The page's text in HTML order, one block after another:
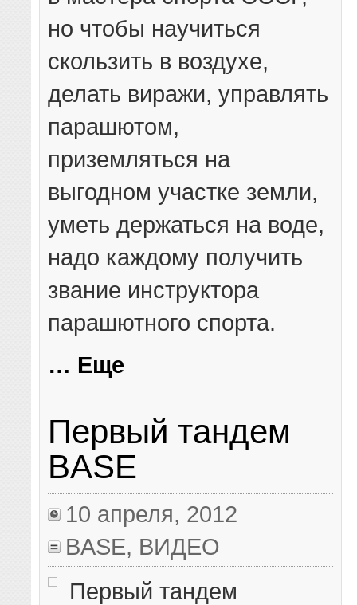
но чтобы научиться
скользить в воздухе,
делать виражи, управлять
парашютом,
приземляться на
выгодном участке земли,
уметь держаться на воде,
надо каждому получить
звание инструктора
парашютного спорта.
… Еще
Первый тандем
BASE
10 апреля, 2012
BASE, ВИДЕО
Первый тандем